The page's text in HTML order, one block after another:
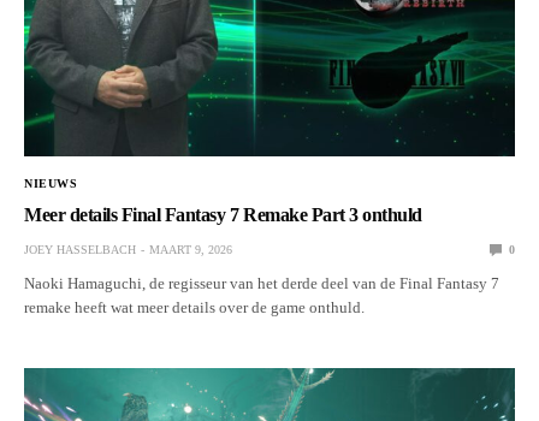
NIEUWS
Meer details Final Fantasy 7 Remake Part 3 onthuld
JOEY HASSELBACH MAART 9, 2026 0
Naoki Hamaguchi, de regisseur van het derde deel van de Final Fantasy 7
remake heeft wat meer details over de game onthuld.